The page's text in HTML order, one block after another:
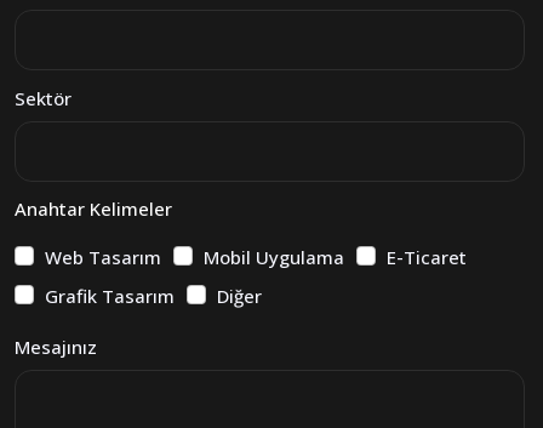
Sektör
Anahtar Kelimeler
Web Tasarım
Mobil Uygulama
E-Ticaret
Grafik Tasarım
Diğer
Mesajınız